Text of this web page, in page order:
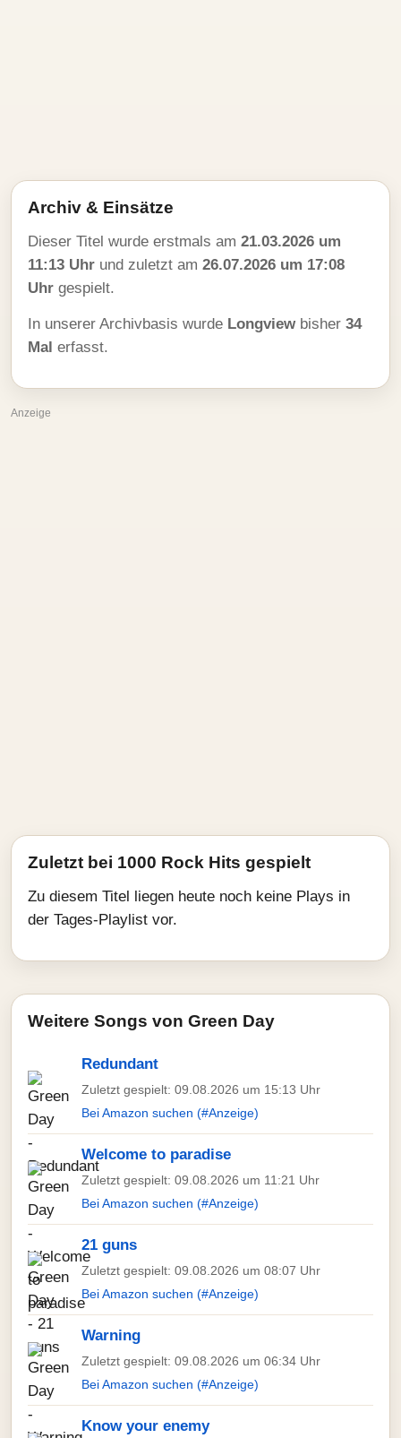
Archiv & Einsätze
Dieser Titel wurde erstmals am 21.03.2026 um
11:13 Uhr und zuletzt am 26.07.2026 um 17:08
Uhr gespielt.
In unserer Archivbasis wurde Longview bisher 34
Mal erfasst.
Anzeige
Zuletzt bei 1000 Rock Hits gespielt
Zu diesem Titel liegen heute noch keine Plays in
der Tages-Playlist vor.
Weitere Songs von Green Day
Redundant
Zuletzt gespielt: 09.08.2026 um 15:13 Uhr
Bei Amazon suchen (#Anzeige)
Welcome to paradise
Zuletzt gespielt: 09.08.2026 um 11:21 Uhr
Bei Amazon suchen (#Anzeige)
21 guns
Zuletzt gespielt: 09.08.2026 um 08:07 Uhr
Bei Amazon suchen (#Anzeige)
Warning
Zuletzt gespielt: 09.08.2026 um 06:34 Uhr
Bei Amazon suchen (#Anzeige)
Know your enemy